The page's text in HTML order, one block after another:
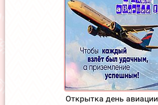
Открытка день авиации